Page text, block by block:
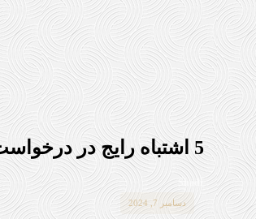
5 اشتباه رایج در درخواست مهاجرت به کانادا و چگونگی اجتناب از آن‌ها
دسامبر 7, 2024